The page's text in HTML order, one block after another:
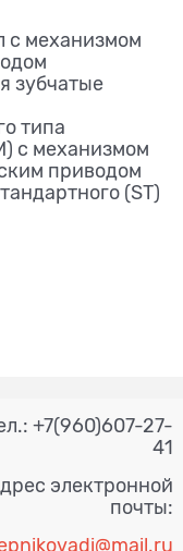
с механизмом
зубчатые
типа
с механизмом
приводом
(ST)
+7(960)607-27-
41
электронной
почты:
ovadi@mail.ru